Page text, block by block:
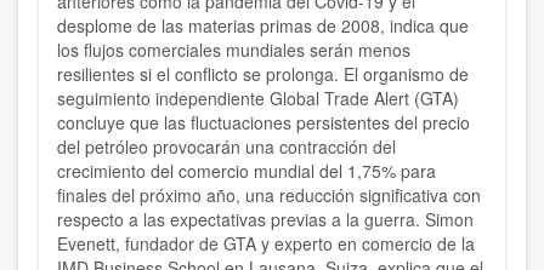
desplome de las materias primas de 2008, indica que
los flujos comerciales mundiales serán menos
resilientes si el conflicto se prolonga. El organismo de
seguimiento independiente Global Trade Alert (GTA)
concluye que las fluctuaciones persistentes del precio
del petróleo provocarán una contracción del
crecimiento del comercio mundial del 1,75% para
finales del próximo año, una reducción significativa con
respecto a las expectativas previas a la guerra. Simon
Evenett, fundador de GTA y experto en comercio de la